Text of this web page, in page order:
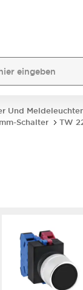
Und
Schalter
TW